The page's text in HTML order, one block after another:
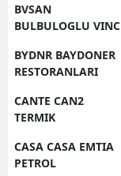
BVSAN
BULBULOGLU VINC
BYDNR BAYDONER
RESTORANLARI
CANTE CAN2
TERMIK
CASA CASA EMTIA
PETROL